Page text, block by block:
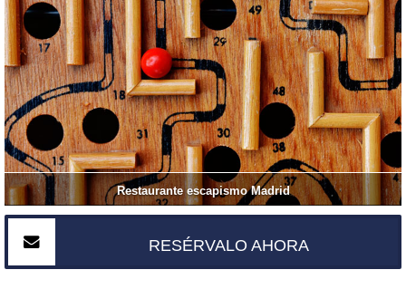
Restaurante escapismo Madrid
RESÉRVALO AHORA